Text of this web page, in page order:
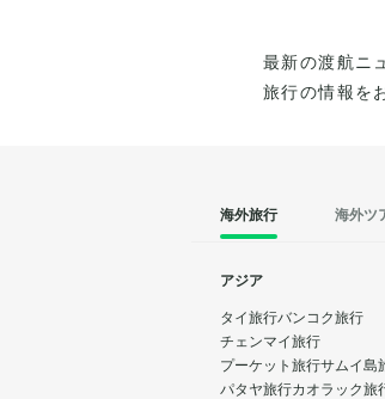
最新の渡航ニ
旅行の情報を
海外旅行 海外ツ
アジア
タイ旅行バンコク旅行
チェンマイ旅行
プーケット旅行サムイ島
パタヤ旅行カオラック旅